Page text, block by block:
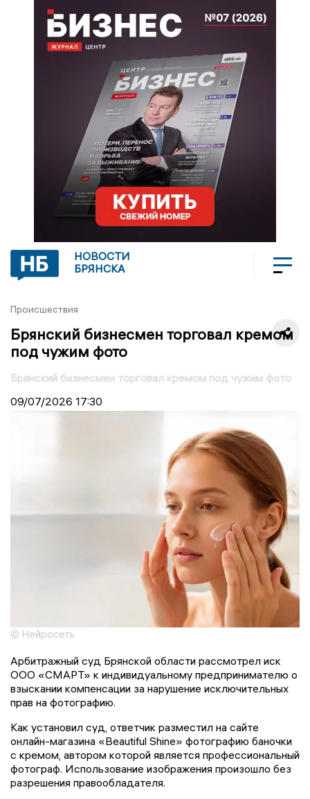
НОВОСТИ
БРЯНСКА
Происшествия
Брянский бизнесмен торговал кремом
под чужим фото
Брянский бизнесмен торговал кремом под чужим фото
09/07/2026 17:30
© Нейросеть
Арбитражный суд Брянской области рассмотрел иск
ООО «СМАРТ» к индивидуальному предпринимателю о
взыскании компенсации за нарушение исключительных
прав на фотографию.
Как установил суд, ответчик разместил на сайте
онлайн-магазина «Beautiful Shine» фотографию баночки
с кремом, автором которой является профессиональный
фотограф. Использование изображения произошло без
разрешения правообладателя.